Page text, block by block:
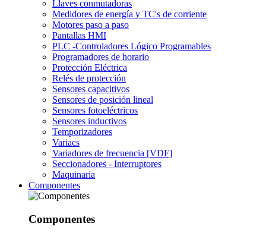
Llaves conmutadoras
Medidores de energía y TC's de corriente
Motores paso a paso
Pantallas HMI
PLC -Controladores Lógico Programables
Programadores de horario
Protección Eléctrica
Relés de protección
Sensores capacitivos
Sensores de posición lineal
Sensores fotoeléctricos
Sensores inductivos
Temporizadores
Variacs
Variadores de frecuencia [VDF]
Seccionadores - Interruptores
Maquinaria
Componentes
Componentes